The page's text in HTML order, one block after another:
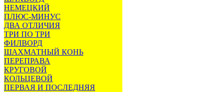
НЕМЕЦКИЙ
ПЛЮС-МИНУС
ДВА ОТЛИЧИЯ
ТРИ ПО ТРИ
ФИЛВОРД
ШАХМАТНЫЙ КОНЬ
ПЕРЕПРАВА
КРУГОВОЙ
КОЛЬЦЕВОЙ
ПЕРВАЯ И ПОСЛЕДНЯЯ